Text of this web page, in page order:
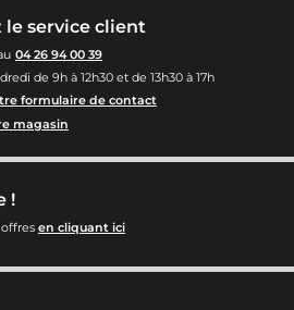
le service client
04 26 94 00 39
de 9h à 12h30 et de 13h30 à 17h
formulaire de contact
magasin
!
en cliquant ici